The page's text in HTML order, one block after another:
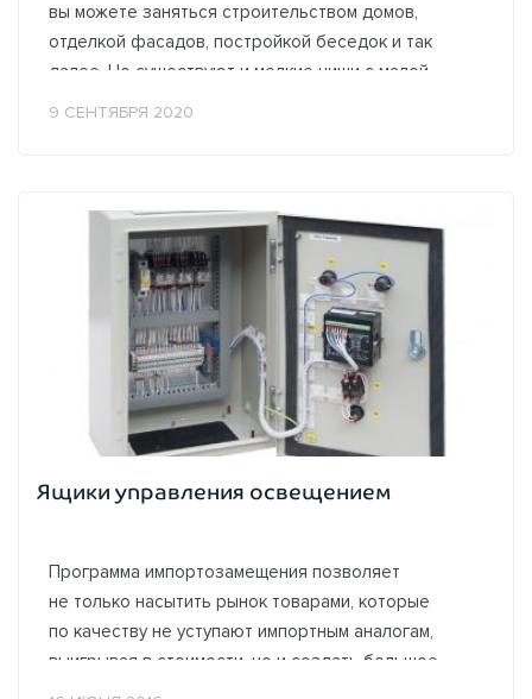
вы можете заняться строительством домов,
отделкой фасадов, постройкой беседок и так
далее. Но существуют и мелкие ниши с малой
9 СЕНТЯБРЯ 2020
Ящики управления освещением
Программа импортозамещения позволяет
не только насытить рынок товарами, которые
по качеству не уступают импортным аналогам,
выигрывая в стоимости, но и создать большое